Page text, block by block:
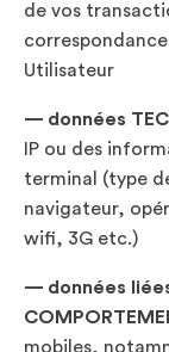
de vos
Utilisateur
— données
IP ou des
terminal (type
navigateur,
wifi, 3G etc.)
— données
mobiles,